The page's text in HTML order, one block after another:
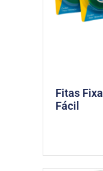
Fitas Fixa
Fácil